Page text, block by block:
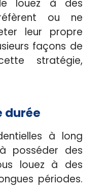
louez à des
ou ne
leur propre
façons de
stratégie,
durée
à long
posséder des
louez à des
périodes.